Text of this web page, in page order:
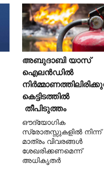
അബുദാബി യാസ്
ഐലൻഡിൽ
കെട്ടിടത്തിൽ
തീപിടുത്തം
ഔദ്യോഗിക
സ്രോതസ്സുകളിൽ നിന്ന്
മാത്രം വിവരങ്ങൾ
ശേഖരിക്കണമെന്ന്
അധികൃതർ